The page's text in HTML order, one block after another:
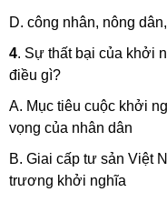
D. công nhân, nông
4. Sự thất bại của khởi
điều gì?
A. Mục tiêu cuộc khởi
vọng của nhân dân
B. Giai cấp tư sản Việt
trương khởi nghĩa